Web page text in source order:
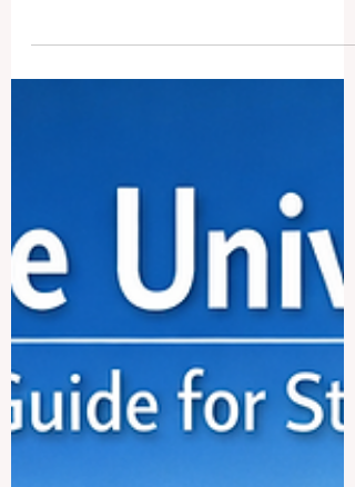
Universidades en Islandia:
reputación sólida por su calidad, su
enfoque académico y su conexión con la
sociedad. El número de universidades es
limitado, y eso hace que el sistema sea
más fácil de entender que en muchos
países más grandes. Por eso muchas
¿cuáles son las universidades en Islandia
y qué distingue a cada una de ellas? Este
artículo responde a esa pregunta de forma